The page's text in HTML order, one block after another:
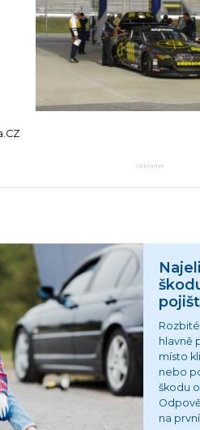
reklama
hlavně
místo
nebo
škodu
na